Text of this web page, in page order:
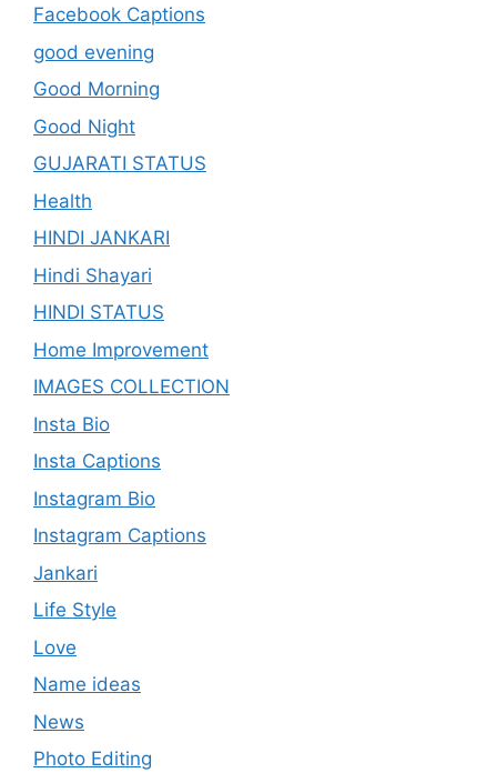
Facebook Captions
good evening
Good Morning
Good Night
GUJARATI STATUS
Health
HINDI JANKARI
Hindi Shayari
HINDI STATUS
Home Improvement
IMAGES COLLECTION
Insta Bio
Insta Captions
Instagram Bio
Instagram Captions
Jankari
Life Style
Love
Name ideas
News
Photo Editing